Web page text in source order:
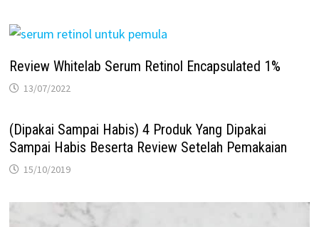
Review Whitelab Serum Retinol Encapsulated 1%
13/07/2022
(Dipakai Sampai Habis) 4 Produk Yang Dipakai
Sampai Habis Beserta Review Setelah Pemakaian
15/10/2019